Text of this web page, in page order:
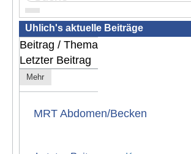
Seite:
Uhlich's aktuelle Beiträge
Beitrag / Thema
Letzter Beitrag
Mehr
MRT Abdomen/Becken